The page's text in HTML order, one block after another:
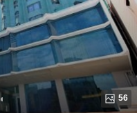
56